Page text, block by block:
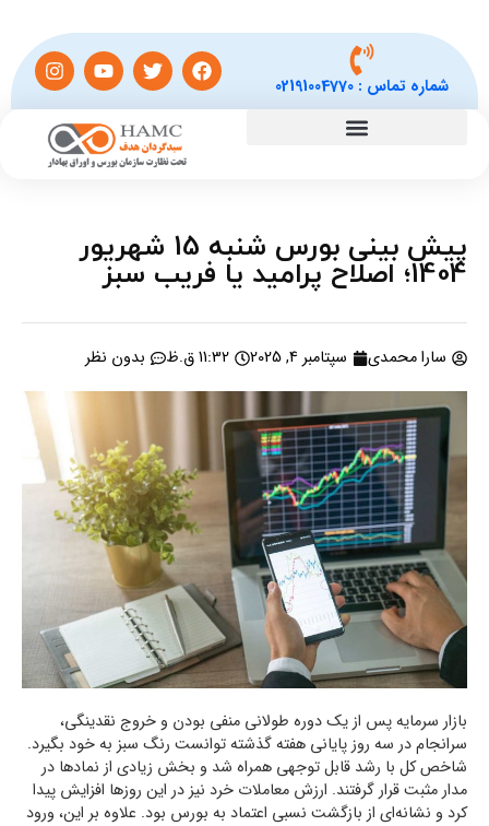
شماره تماس :02191004770
پیش بینی بورس شنبه 15 شهریور
1404؛ اصلاح پرامید یا فریب سبز
سارا محمدی سپتامبر 4, 2025 11:32 ق.ظ بدون نظر
بازار سرمایه پس از یک دوره طولانی منفی بودن و خروج نقدینگی،
سرانجام در سه روز پایانی هفته گذشته توانست رنگ سبز به خود بگیرد.
شاخص کل با رشد قابل توجهی همراه شد و بخش زیادی از نمادها در
مدار مثبت قرار گرفتند. ارزش معاملات خرد نیز در این روزها افزایش پیدا
کرد و نشانه‌ای از بازگشت نسبی اعتماد به بورس بود. علاوه بر این، ورود